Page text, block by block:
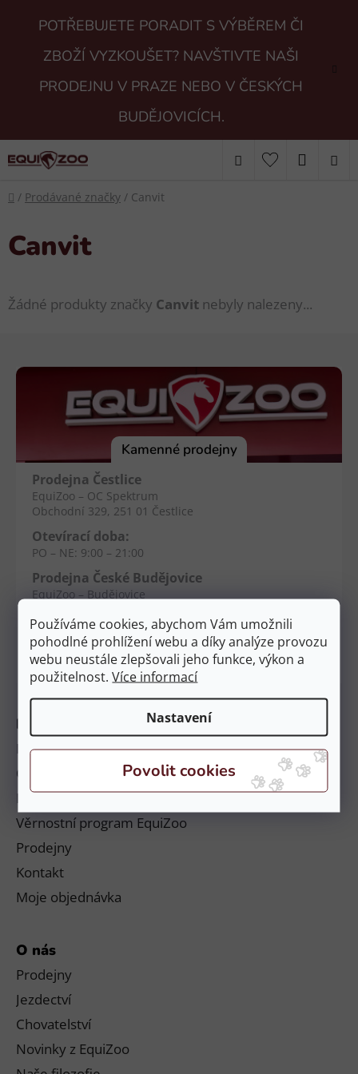
Používáme cookies, abychom Vám umožnili
pohodlné prohlížení webu a díky analýze provozu
webu neustále zlepšovali jeho funkce, výkon a
použitelnost.Více informací
Nastavení
POTŘEBUJETE PORADIT S VÝBĚREM ČI
ZBOŽÍ VYZKOUŠET? NAVŠTIVTE NAŠI
PRODEJNU V PRAZE NEBO V ČESKÝCH
BUDĚJOVICÍCH.
Hledat
Domů
/ Prodávané značky / Canvit
Canvit
Žádné produkty značky Canvit nebyly nalezeny...
Informace
Platby a doručení
Obchodní podmínky a reklamační řád
Podmínky ochrany osobních údajů
Věrnostní program EquiZoo
Prodejny
Kontakt
Moje objednávka
O nás
Prodejny
Jezdectví
Chovatelství
Novinky z EquiZoo
Kamenné prodejny
Prodejna Čestlice
EquiZoo – OC Spektrum
Obchodní 329, 251 01 Čestlice
Otevírací doba:
PO – NE: 9:00 – 21:00
Prodejna České Budějovice
EquiZoo – Budějovice
Otevírací doba:
PO – NE: 9:00 – 20:00